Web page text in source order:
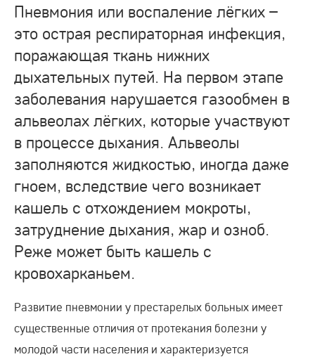
Пневмония или воспаление лёгких –
это острая респираторная инфекция,
поражающая ткань нижних
дыхательных путей. На первом этапе
заболевания нарушается газообмен в
альвеолах лёгких, которые участвуют
в процессе дыхания. Альвеолы
заполняются жидкостью, иногда даже
гноем, вследствие чего возникает
кашель с отхождением мокроты,
затруднение дыхания, жар и озноб.
Реже может быть кашель с
кровохарканьем.
Развитие пневмонии у престарелых больных имеет
существенные отличия от протекания болезни у
молодой части населения и характеризуется